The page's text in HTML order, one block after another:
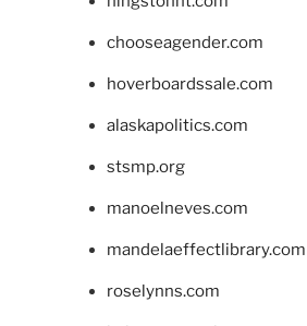
chooseagender.com
hoverboardssale.com
alaskapolitics.com
stsmp.org
manoelneves.com
mandelaeffectlibrary.com
roselynns.com